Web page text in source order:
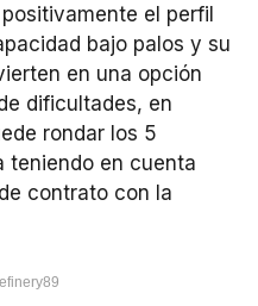
el perfil
bajo palos y su
en una opción
dificultades, en
rondar los 5
teniendo en cuenta
contrato con la